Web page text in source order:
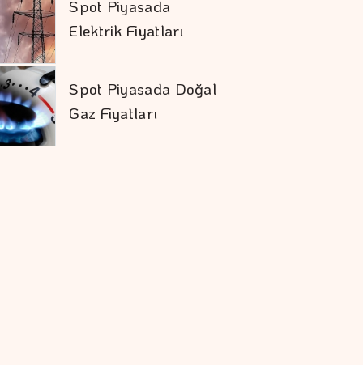
Spot Piyasada
Elektrik Fiyatları
Spot Piyasada Doğal
Gaz Fiyatları